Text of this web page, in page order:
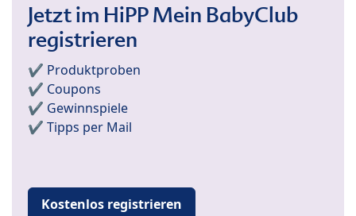
Jetzt im HiPP Mein BabyClub
registrieren
✔️ Produktproben
✔️ Coupons
✔️ Gewinnspiele
✔️ Tipps per Mail
Kostenlos registrieren